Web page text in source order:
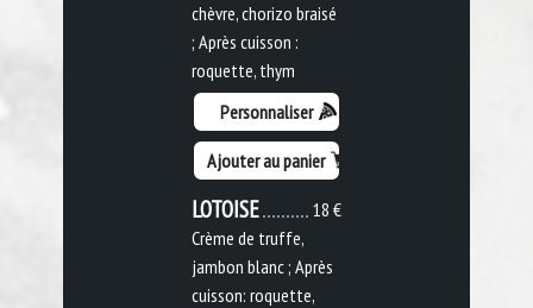
chèvre, chorizo braisé
; Après cuisson :
roquette, thym
Personnaliser
Ajouter au panier
18 €
LOTOISE
Crème de truffe,
jambon blanc ; Après
cuisson: roquette,